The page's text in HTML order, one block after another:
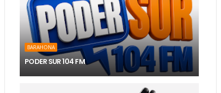
BARAHONA
PODER SUR 104 FM